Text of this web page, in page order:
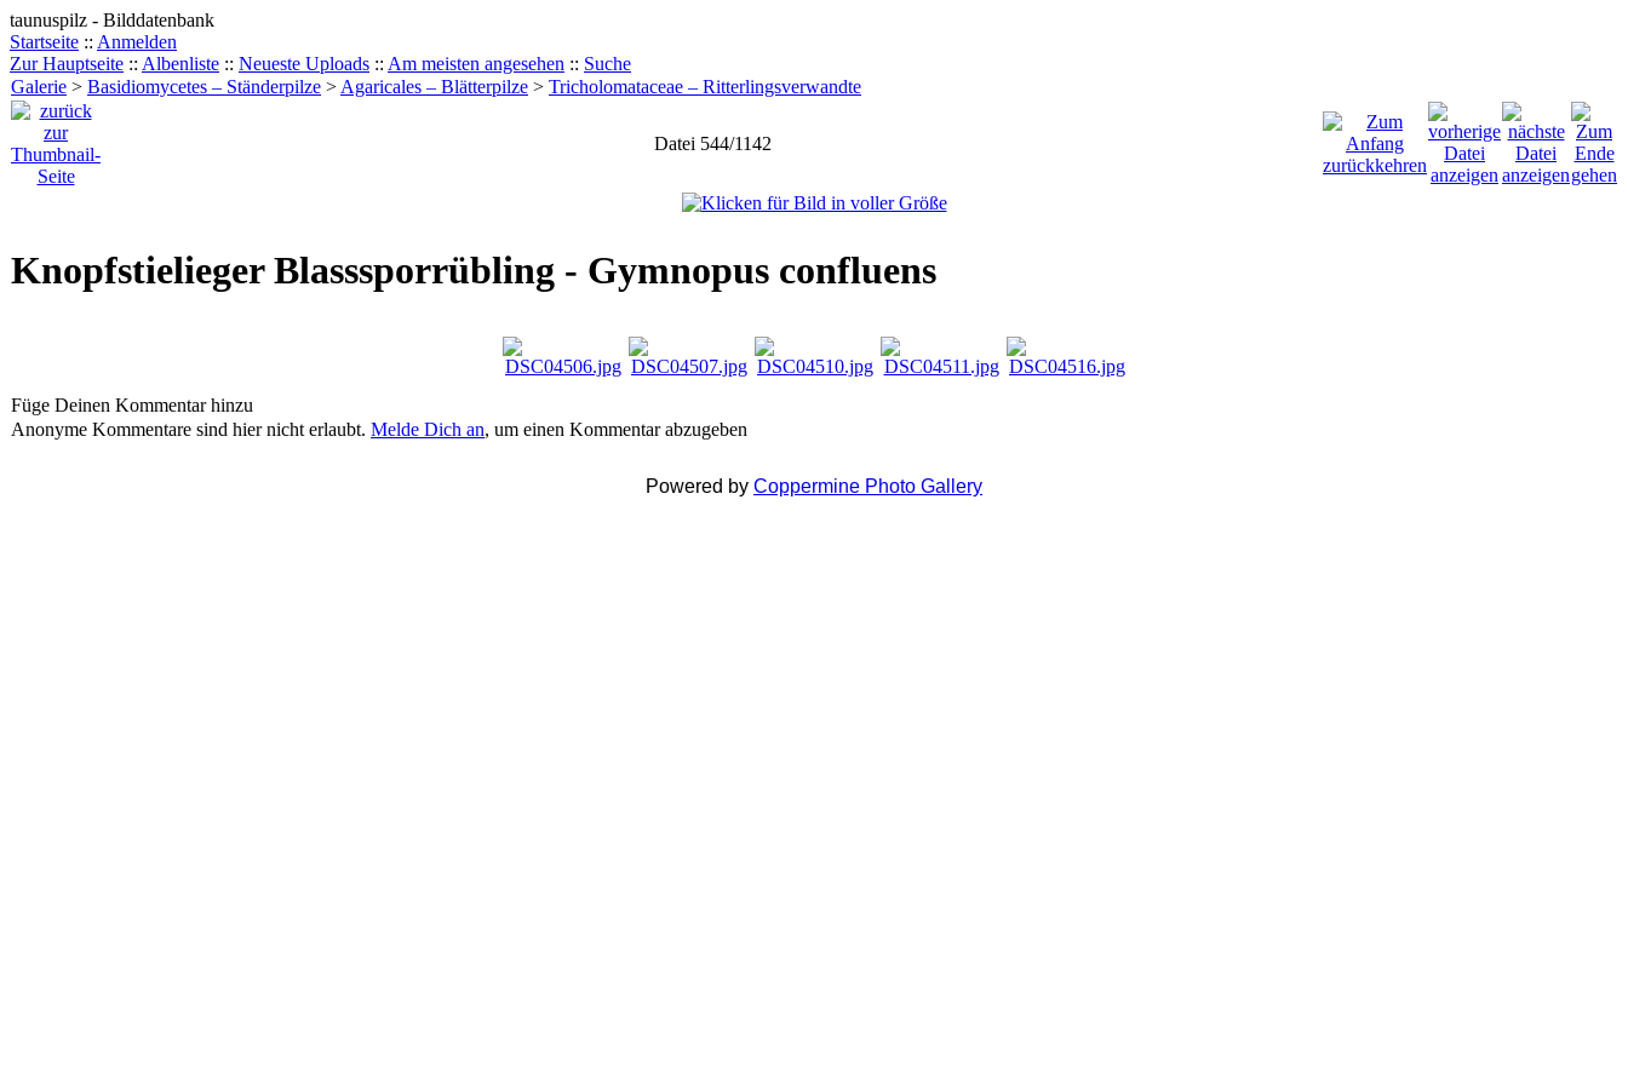
taunuspilz - Bilddatenbank
Startseite :: Anmelden
Zur Hauptseite :: Albenliste :: Neueste Uploads :: Am meisten angesehen :: Suche
Galerie > Basidiomycetes – Ständerpilze > Agaricales – Blätterpilze > Tricholomataceae – Ritterlingsverwandte
Datei 544/1142
Knopfstielieger Blasssporrübling - Gymnopus confluens
Füge Deinen Kommentar hinzu
Anonyme Kommentare sind hier nicht erlaubt. Melde Dich an, um einen Kommentar abzugeben
Powered by Coppermine Photo Gallery